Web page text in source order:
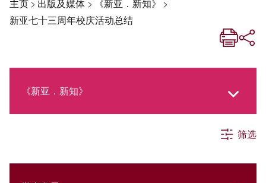
主页> 出版及媒体 > 《新亚．新知》 >
新亚七十三周年校庆活动总结
《新亚．新知》
筛选